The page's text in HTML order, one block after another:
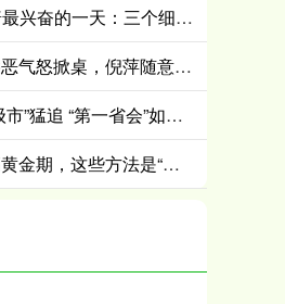
顺市配资APP下载 特朗普最兴奋的一天：三个细节，信息量很大
大配资优配平台 王濛拒吞恶气怒掀桌，倪萍随意改规则引众怒
万利配资官网 被“最强地级市”猛追 “第一省会”如何守位？
财神配资 春季是儿童长高黄金期，这些方法是“神助攻”